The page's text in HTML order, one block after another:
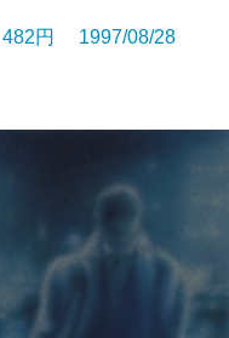
円 1997/08/28